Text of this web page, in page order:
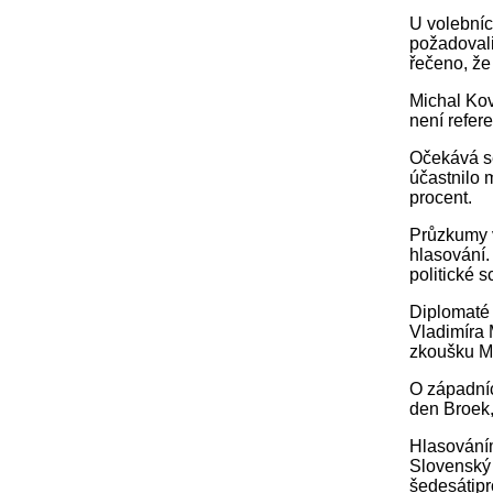
U
řečeno,
Michal
není
Očekává
účastnilo
procent.
politické
Vladimíra
zkoušku
O
den